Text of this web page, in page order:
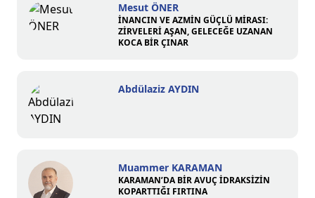
Mesut ÖNER
İNANCIN VE AZMİN GÜÇLÜ MİRASI:
ZİRVELERİ AŞAN, GELECEĞE UZANAN
KOCA BİR ÇINAR
Abdülaziz AYDIN
Muammer KARAMAN
KARAMAN’DA BİR AVUÇ İDRAKSİZİN
KOPARTTIĞI FIRTINA